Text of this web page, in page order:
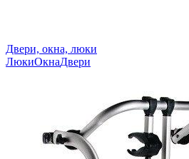
Двери, окна, люки
ЛюкиОкнаДвери